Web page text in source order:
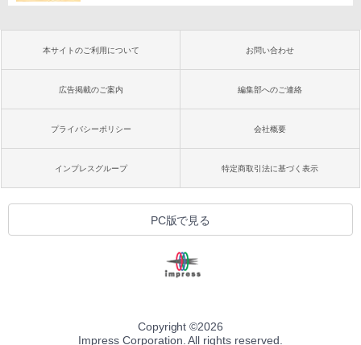
本サイトのご利用について お問い合わせ
広告掲載のご案内 編集部へのご連絡
プライバシーポリシー 会社概要
インプレスグループ 特定商取引法に基づく表示
PC版で見る
Copyright ©2026
Impress Corporation. All rights reserved.